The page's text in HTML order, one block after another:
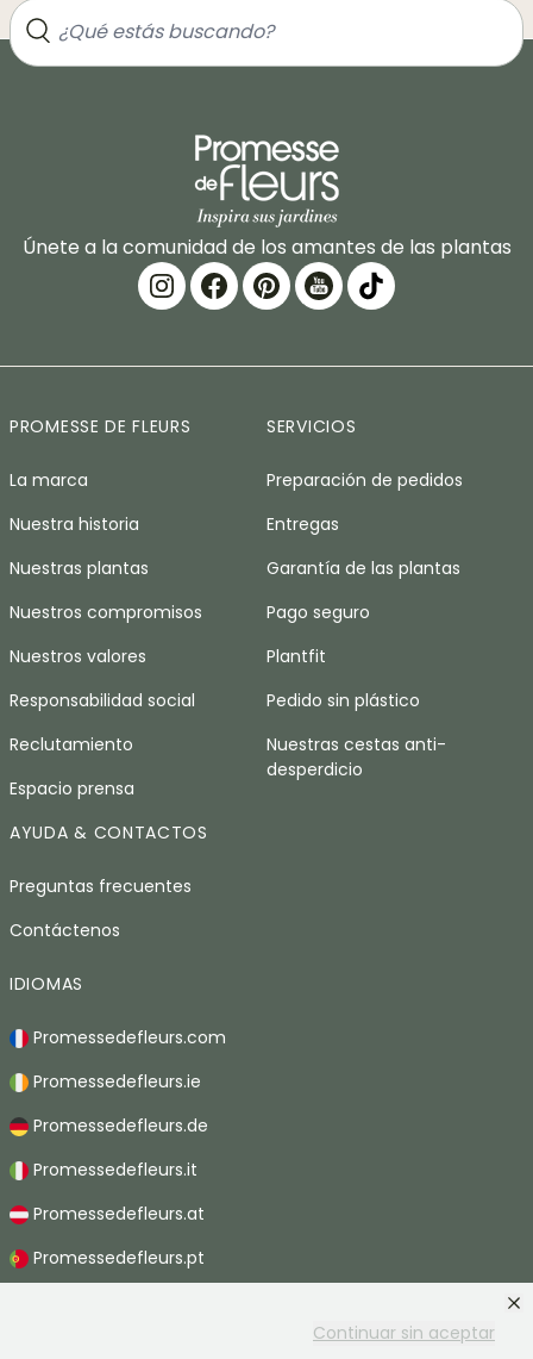
Continuar sin aceptar
Únete a la comunidad de los amantes de las plantas
PROMESSE DE FLEURS
La marca
Nuestra historia
Nuestras plantas
Nuestros compromisos
Nuestros valores
Responsabilidad social
Reclutamiento
Espacio prensa
SERVICIOS
Preparación de pedidos
Entregas
Garantía de las plantas
Pago seguro
Plantfit
Pedido sin plástico
Nuestras cestas anti-
desperdicio
AYUDA & CONTACTOS
Preguntas frecuentes
Contáctenos
IDIOMAS
Promessedefleurs.com
Promessedefleurs.ie
Promessedefleurs.de
Promessedefleurs.it
Promessedefleurs.at
Promessedefleurs.pt